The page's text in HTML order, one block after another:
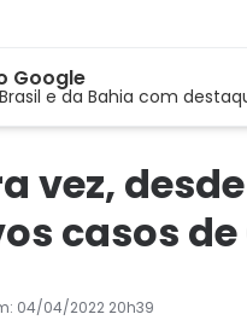
Google
e da Bahia com
vez,
casos
04/04/2022 20h39